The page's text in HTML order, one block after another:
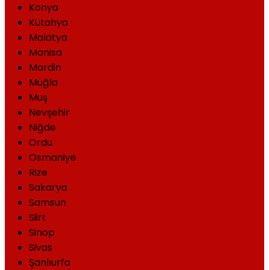
Konya
Kütahya
Malatya
Manisa
Mardin
Muğla
Muş
Nevşehir
Niğde
Ordu
Osmaniye
Rize
Sakarya
Samsun
Siirt
Sinop
Sivas
Şanlıurfa